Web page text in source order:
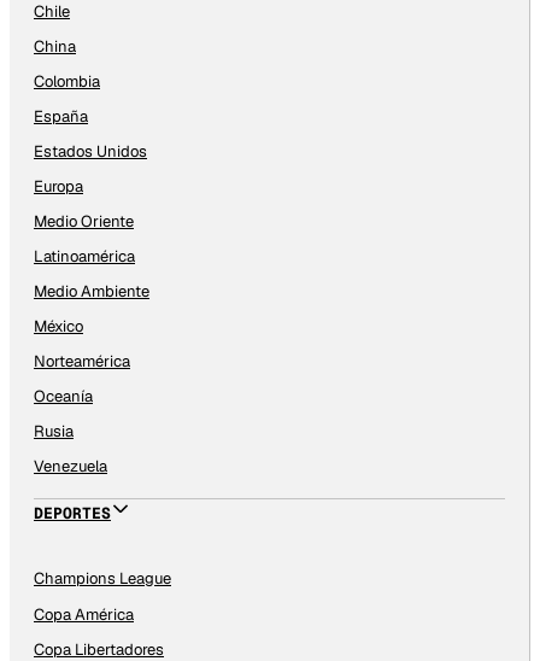
Chile
China
Colombia
España
Estados Unidos
Europa
Medio Oriente
Latinoamérica
Medio Ambiente
México
Norteamérica
Oceanía
Rusia
Venezuela
DEPORTES
Champions League
Copa América
Copa Libertadores